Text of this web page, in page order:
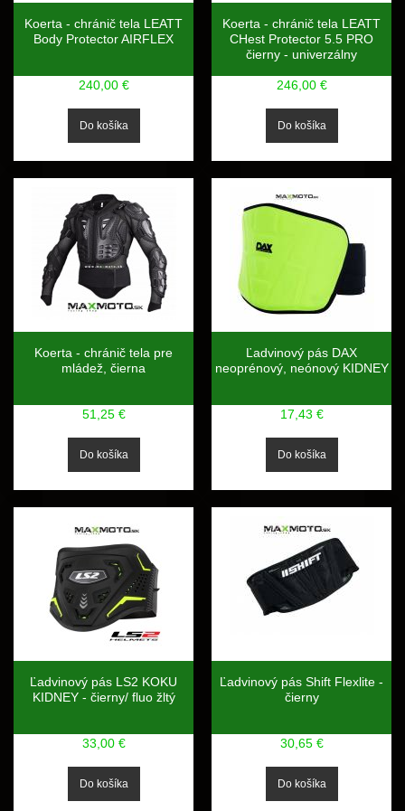
Koerta - chránič tela LEATT
Body Protector AIRFLEX
240,00 €
Koerta - chránič tela LEATT
CHest Protector 5.5 PRO
čierny - univerzálny
246,00 €
Koerta - chránič tela pre
mládež, čierna
51,25 €
Ľadvinový pás DAX
neoprénový, neónový KIDNEY
17,43 €
Ľadvinový pás LS2 KOKU
KIDNEY - čierny/ fluo žltý
33,00 €
Ľadvinový pás Shift Flexlite -
čierny
30,65 €